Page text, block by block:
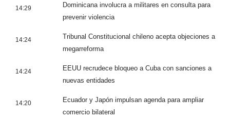
14:29
Dominicana involucra a militares en consulta para
prevenir violencia
14:24
Tribunal Constitucional chileno acepta objeciones a
megarreforma
14:24
EEUU recrudece bloqueo a Cuba con sanciones a
nuevas entidades
14:20
Ecuador y Japón impulsan agenda para ampliar
comercio bilateral